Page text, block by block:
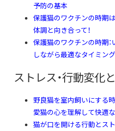
予防の基本
保護猫のワクチンの時期
体調と向き合って！
保護猫のワクチンの時期
しながら最適なタイミン
ストレス・行動変化
野良猫を室内飼いにする
愛猫の心を理解して快適
猫が口を開ける行動とス